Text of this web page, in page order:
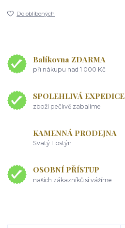
Do oblíbených
Balíkovna ZDARMA
při nákupu nad 1 000 Kč
SPOLEHLIVÁ EXPEDICE
zboží pečlivě zabalíme
KAMENNÁ PRODEJNA
Svatý Hostýn
OSOBNÍ PŘÍSTUP
našich zákazníků si vážíme